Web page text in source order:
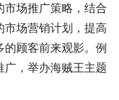
市场推广策略，结合
市场营销计划，提高
顾客前来观影。例
，举办海贼王主题